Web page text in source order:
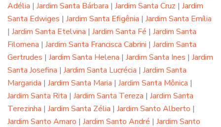
Adélia | Jardim Santa Bárbara | Jardim Santa Cruz | Jardim
Santa Edwiges | Jardim Santa Efigênia | Jardim Santa Emília
| Jardim Santa Etelvina | Jardim Santa Fé | Jardim Santa
Filomena | Jardim Santa Francisca Cabrini | Jardim Santa
Gertrudes | Jardim Santa Helena | Jardim Santa Ines | Jardim
Santa Josefina | Jardim Santa Lucrécia | Jardim Santa
Margarida | Jardim Santa Maria | Jardim Santa Mônica |
Jardim Santa Rita | Jardim Santa Tereza | Jardim Santa
Terezinha | Jardim Santa Zélia | Jardim Santo Alberto |
Jardim Santo Amaro | Jardim Santo André | Jardim Santo